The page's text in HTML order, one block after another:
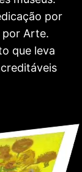
por
por Arte.
que leva